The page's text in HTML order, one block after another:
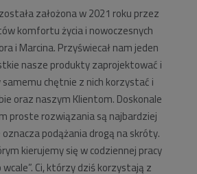
założona w 2021 roku przez
komfortu życia i nowoczesnych
i Marcina. Przyświecał nam jeden
nasze produkty zaprojektować i
chętnie z nich korzystać i
oraz naszym Klientom. Doskonale
proste rozwiązania są najbardziej
podążania drogą na skróty.
kierujemy się w codziennej pracy
Ci, którzy dziś korzystają z